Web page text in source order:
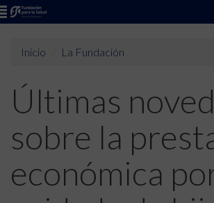
Inicio La Fundación
Últimas
sobre la
económica